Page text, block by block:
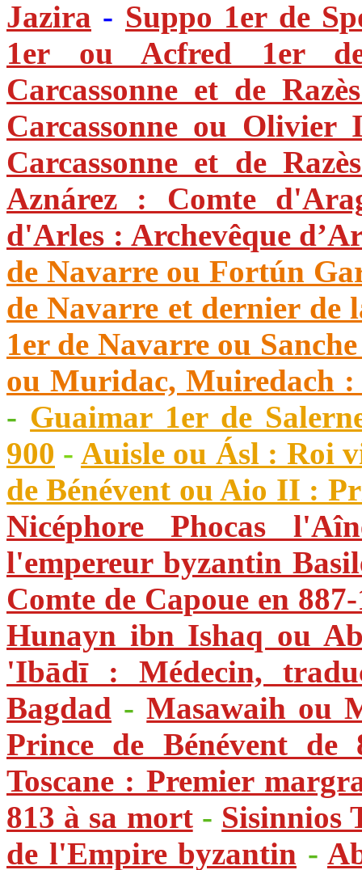
Jazira - Suppo 1er de
1er ou Acfred 1er
Carcassonne et de
Carcassonne ou Olivier
Carcassonne et de
Aznárez : Comte
d'Arles : Archevêque
de Navarre ou Fortún
de Navarre et dernier de
1er de Navarre ou
ou Muridac, Muiredach :
- Guaimar 1er de
900 - Auisle ou Ásl : Roi
de Bénévent ou Aio II :
Nicéphore Phocas
l'empereur byzantin
Comte de Capoue en
Hunayn ibn Ishaq ou
'Ibādī : Médecin,
Bagdad -Masawaih ou
Prince de Bénévent de
Toscane : Premier
813 à sa mort - Sisinnios
de l'Empire byzantin -